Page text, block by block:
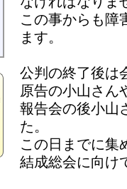
この事からも障
ます。
公判の終了後は
原告の小山さん
報告会の後小山
た。
この日までに集
結成総会に向け